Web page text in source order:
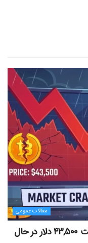
مقالات عمومی
مایکل ترپین: متاسفم، بیت‌کوین به سمت ۴۳,۵۰۰ دلار در حال